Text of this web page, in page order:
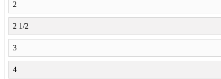
2
2 1/2
3
4